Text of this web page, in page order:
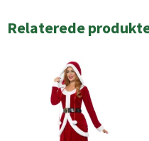
Relaterede